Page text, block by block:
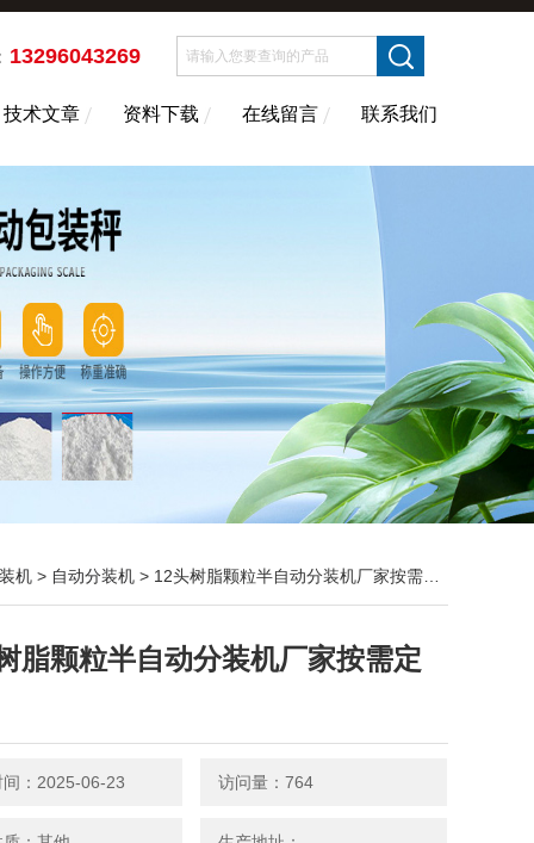
13296043269
技术文章 资料下载 在线留言 联系我们
机 > 自动分装机 > 12头树脂颗粒半自动分装机厂家按需定制
脂颗粒半自动分装机厂家按需定
间：2025-06-23 访问量：764